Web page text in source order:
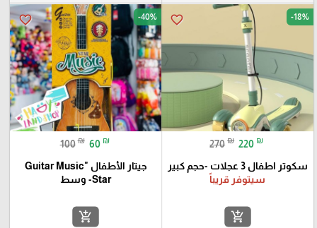
favorite_border -18%
270 ₪ 220 ₪
سكوتر اطفال 3 عجلات -حجم كبير
سيتوفر قريباً
add_shopping_cart
favorite_border -40%
100 ₪ 60 ₪
جيتار الأطفال "Guitar Music
Star- وسط
add_shopping_cart